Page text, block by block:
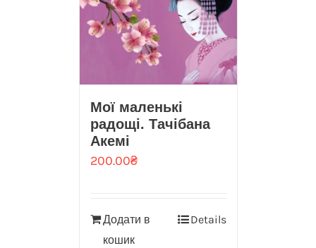
Мої маленькі
радощі. Тачібана
Акемі
200.00₴
Додати в
кошик
Details